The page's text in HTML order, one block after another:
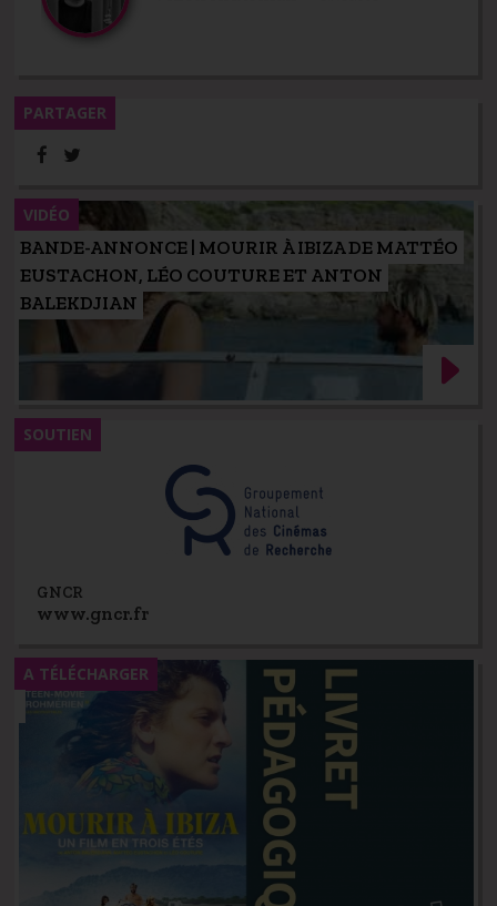
PARTAGER
BANDE-ANNONCE | MOURIR À IBIZA DE MATTÉO
EUSTACHON, LÉO COUTURE ET ANTON
BALEKDJIAN
VIDÉO
GNCR
www.gncr.fr
SOUTIEN
A TÉLÉCHARGER